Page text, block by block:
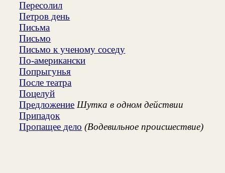
Пересолил
Петров день
Письма
Письмо
Письмо к ученому соседу
По-американски
Попрыгунья
После театра
Поцелуй
Предложение Шутка в одном действии
Припадок
Пропащее дело (Водевильное происшествие)